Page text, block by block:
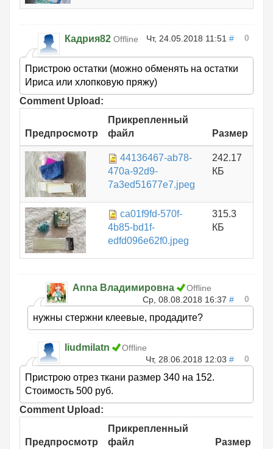
Кадрия82 Offline Чт, 24.05.2018 11:51 # 0
Пристрою остатки (можно обменять на остатки
Ириса или хлопковую пряжу)
Comment Upload:
Предпросмотр
Прикрепленный
файл
Размер
44136467-ab78-
470a-92d9-
7a3ed51677e7.jpeg
242.17
КБ
ca01f9fd-570f-
4b85-bd1f-
edfd096e62f0.jpeg
315.3
КБ
Anna Владимировна
Offline
Ср, 08.08.2018 16:37 # 0
нужны стержни клеевые, продадите?
liudmilatn
Offline
Чт, 28.06.2018 12:03 # 0
Пристрою отрез ткани размер 340 на 152.
Стоимость 500 руб.
Comment Upload:
Предпросмотр
Прикрепленный
файл
Размер